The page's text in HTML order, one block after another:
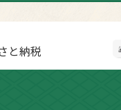
と納税